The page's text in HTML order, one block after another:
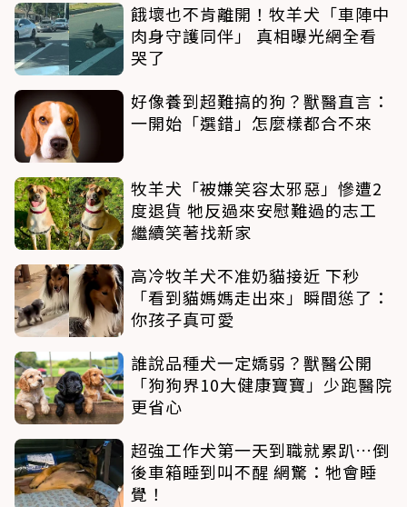
餓壞也不肯離開！牧羊犬「車陣中
肉身守護同伴」 真相曝光網全看
哭了
好像養到超難搞的狗？獸醫直言：
一開始「選錯」怎麼樣都合不來
牧羊犬「被嫌笑容太邪惡」慘遭2
度退貨 牠反過來安慰難過的志工
繼續笑著找新家
高冷牧羊犬不准奶貓接近 下秒
「看到貓媽媽走出來」瞬間慫了：
你孩子真可愛
誰說品種犬一定嬌弱？獸醫公開
「狗狗界10大健康寶寶」少跑醫院
更省心
超強工作犬第一天到職就累趴…倒
後車箱睡到叫不醒 網驚：牠會睡
覺！